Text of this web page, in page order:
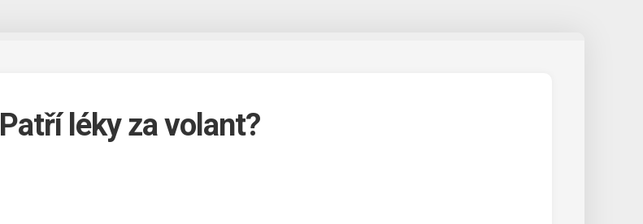
Patří léky za volant?